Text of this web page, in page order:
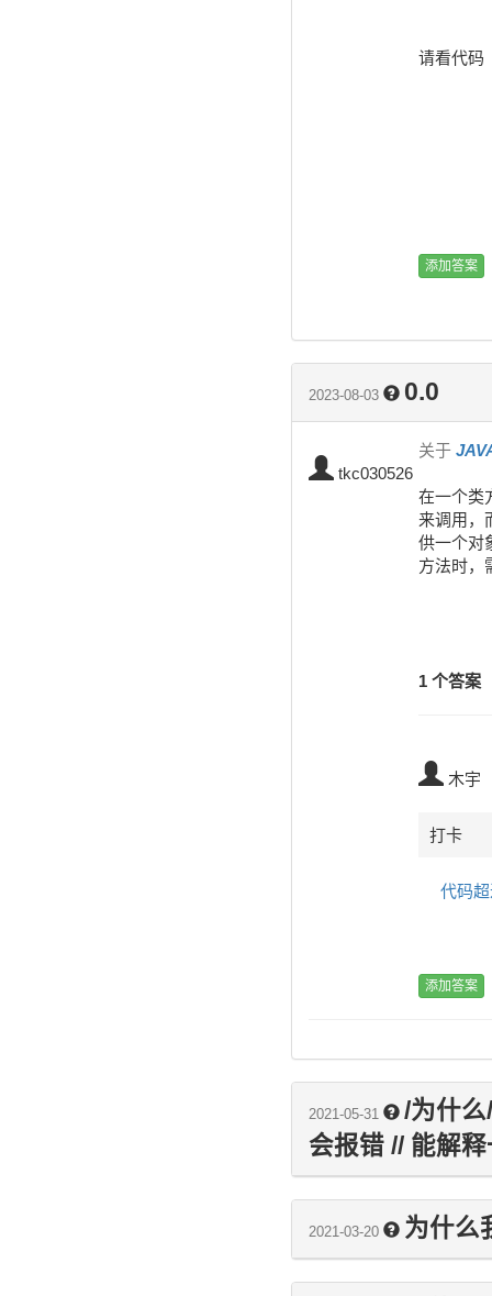
请看代码
2023-08-03 0.0
tkc030526
关于
在一个类
来调用，
供一个对
方法时，
1 个答案
木宇
打卡
代码
2021-05-31
/为什
会报错 // 能解
2021-03-20 为什么